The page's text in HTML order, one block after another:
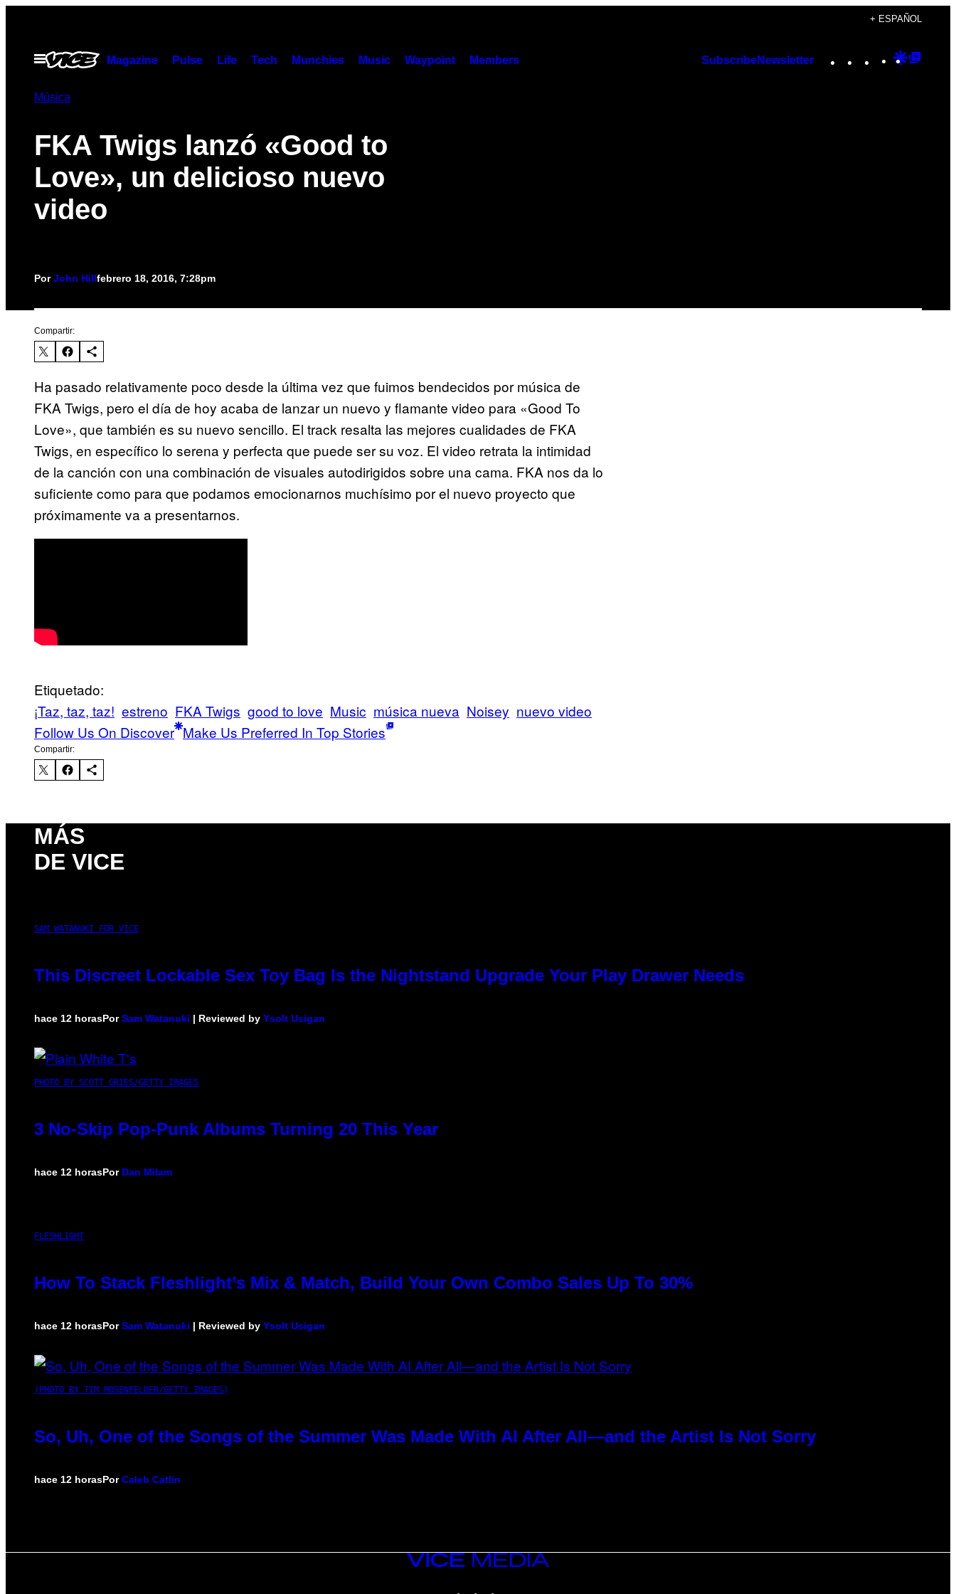
contenido
+ ESPAÑOL
Abrir
Menú
Magazine Pulse Life Tech Munchies Music Waypoint Members SubscribeNewsletter Instagram
TikTok
YouTube
Google
Música
FKA Twigs lanzó «Good to
Love», un delicioso nuevo
video
PorJohn Hillfebrero 18, 2016, 7:28pm
Compartir:
Ha pasado relativamente poco desde la última vez que fuimos bendecidos por música de
FKA Twigs, pero el día de hoy acaba de lanzar un nuevo y flamante video para «Good To
Love», que también es su nuevo sencillo. El track resalta las mejores cualidades de FKA
Twigs, en específico lo serena y perfecta que puede ser su voz. El video retrata la intimidad
de la canción con una combinación de visuales autodirigidos sobre una cama. FKA nos da lo
suficiente como para que podamos emocionarnos muchísimo por el nuevo proyecto que
próximamente va a presentarnos.
Etiquetado:
¡Taz, taz, taz! estreno FKA Twigs good to love Music música nueva Noisey nuevo video
Follow Us On Discover Make Us Preferred In Top Stories
Compartir:
MÁS
DE VICE
SAM WATANUKI FOR VICE
This Discreet Lockable Sex Toy Bag Is the Nightstand Upgrade Your Play Drawer Needs
hace 12 horasPorSam Watanuki | Reviewed by Ysolt Usigan
PHOTO BY SCOTT GRIES/GETTY IMAGES
3 No-Skip Pop-Punk Albums Turning 20 This Year
hace 12 horasPor Dan Milam
FLESHLIGHT
How To Stack Fleshlight’s Mix & Match, Build Your Own Combo Sales Up To 30%
hace 12 horasPorSam Watanuki | Reviewed by Ysolt Usigan
(PHOTO BY TIM MOSENFELDER/GETTY IMAGES)
So, Uh, One of the Songs of the Summer Was Made With AI After All—and the Artist Is Not Sorry
hace 12 horasPorCaleb Catlin
VICE
MEDIA